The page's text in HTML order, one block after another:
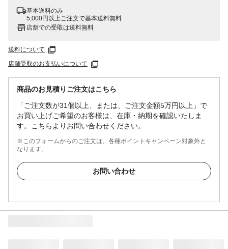
基本送料のみ
5,000円以上ご注文で基本送料無料
店舗での受取は送料無料
送料について
店舗受取のお支払いについて
商品のお見積りご注文はこちら
「ご注文数が31個以上、または、ご注文金額5万円以上」で
お買い上げご希望のお客様は、在庫・納期を確認いたしま
す。こちらよりお問い合わせください。
※このフォームからのご注文は、各種ポイントキャンペーン対象外と
なります。
お問い合わせ